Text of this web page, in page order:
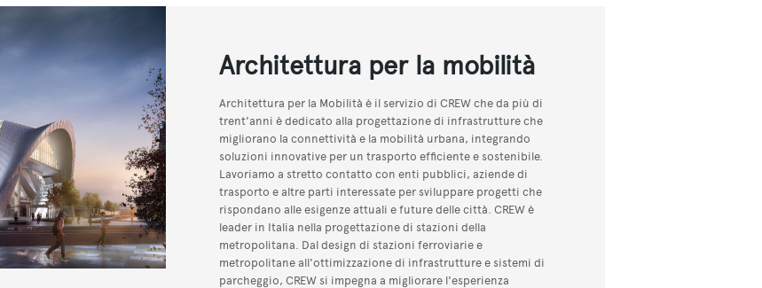
Architettura per la mobilità
Architettura per la Mobilità è il servizio di CREW che da più di
trent'anni è dedicato alla progettazione di infrastrutture che
migliorano la connettività e la mobilità urbana, integrando
soluzioni innovative per un trasporto efficiente e sostenibile.
Lavoriamo a stretto contatto con enti pubblici, aziende di
trasporto e altre parti interessate per sviluppare progetti che
rispondano alle esigenze attuali e future delle città. CREW è
leader in Italia nella progettazione di stazioni della
metropolitana. Dal design di stazioni ferroviarie e
metropolitane all'ottimizzazione di infrastrutture e sistemi di
parcheggio, CREW si impegna a migliorare l'esperienza